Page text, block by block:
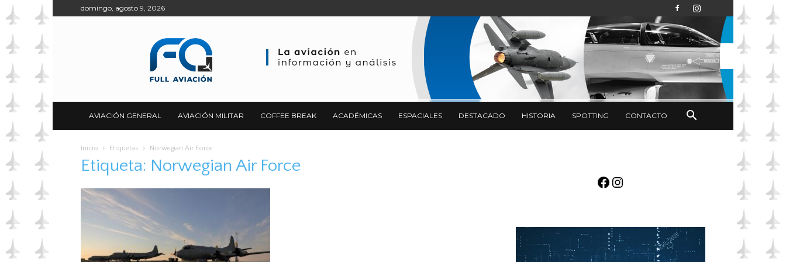
domingo, agosto 9, 2026
AVIACIÓN GENERAL AVIACIÓN MILITAR COFFEE BREAK ACADÉMICAS ESPACIALES DESTACADO HISTORIA SPOTTING CONTACTO
Inicio Etiquetas Norwegian Air Force
Etiqueta: Norwegian Air Force
Facebook
Instagram